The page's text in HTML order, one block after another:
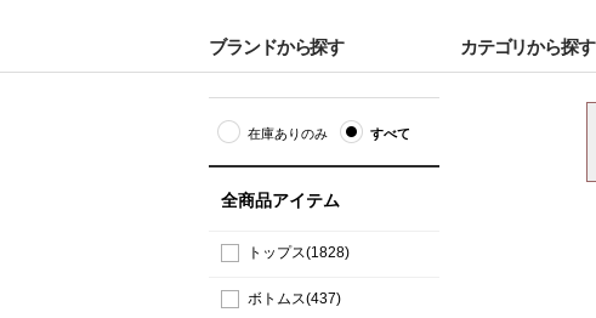
ブランドから探す カテゴリから探す
在庫ありのみ すべて
全商品アイテム
トップス(1828)
ボトムス(437)